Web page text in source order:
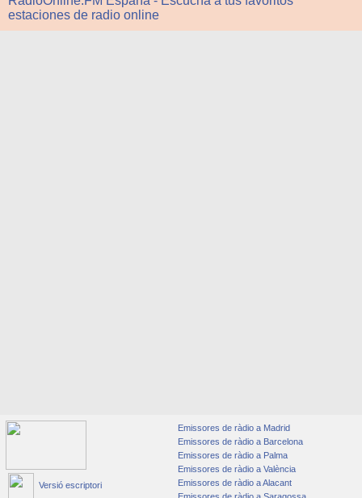
estaciones de radio online
Versió escriptori
Emissores de ràdio a Madrid
Emissores de ràdio a Barcelona
Emissores de ràdio a Palma
Emissores de ràdio a València
Emissores de ràdio a Alacant